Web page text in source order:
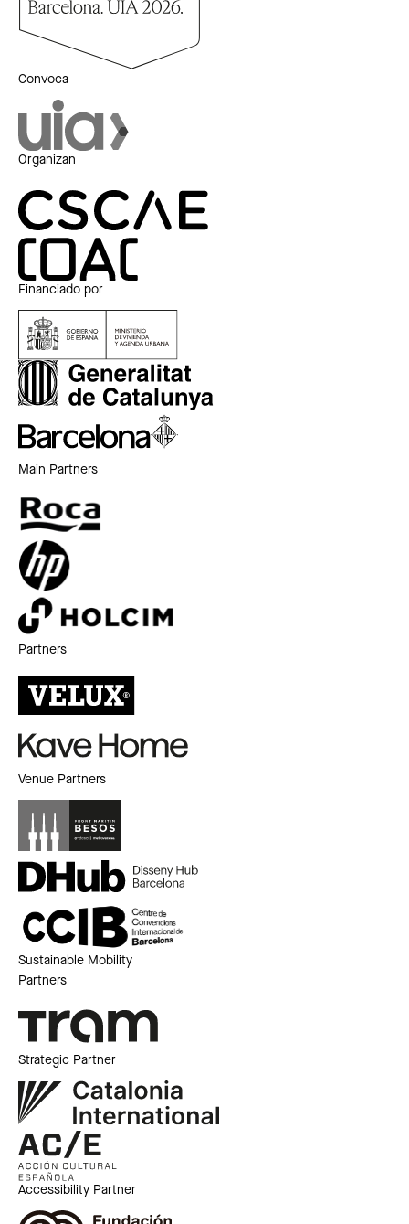
Convoca
Organizan
Financiado por
Main Partners
Partners
Venue Partners
Sustainable Mobility
Partners
Strategic Partner
Accessibility Partner